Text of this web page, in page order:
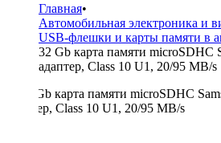
Главная•
Автомобильная электроника и
USB-флешки и карты памяти в
32 Gb карта памяти microSDHC
адаптер, Class 10 U1, 20/95 MB/s